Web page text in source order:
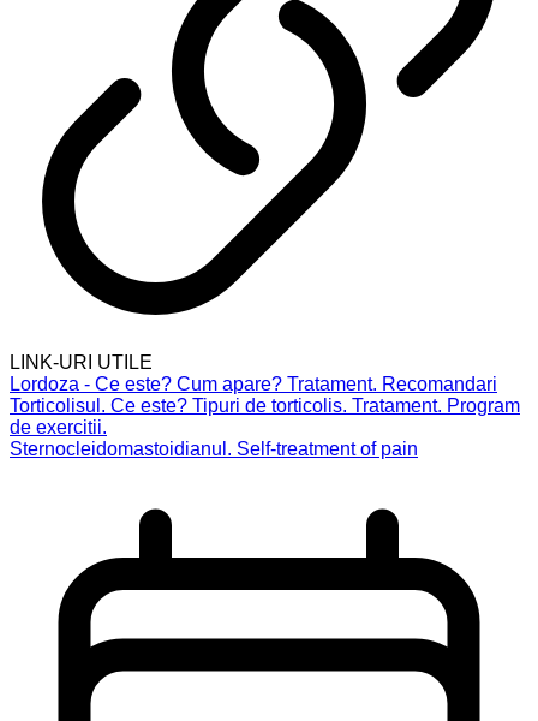
LINK-URI UTILE
Lordoza - Ce este? Cum apare? Tratament. Recomandari
Torticolisul. Ce este? Tipuri de torticolis. Tratament. Program
de exercitii.
Sternocleidomastoidianul. Self-treatment of pain